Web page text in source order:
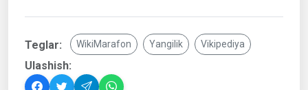
Teglar: WikiMarafon Yangilik Vikipediya
Ulashish: